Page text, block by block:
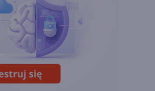
chmury. Microsoft
ogłasza znakomite
wyniki i
superaplikację
Sztuczna inteligencja
wspiera odkrycia
naukowe. OpenAI
startuje z nowym